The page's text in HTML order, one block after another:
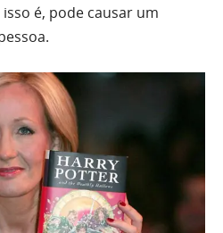
é, pode causar um